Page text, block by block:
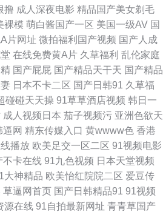
图片 韩国电影色色 五月激情综合基地 51福
传媒三级 国产精品熟女一区 AV黄色在线 丝袜
青97 91中文视频 91成人入口 丝袜AV影院 韩
91素人 岛国动作片网站 熟女少妇系列 黄色
新片 人妖女同 97超碰熟女精品 人人操超碰在
情福利 狠狠涩夜夜 亚洲一区在线 日本αV中
日本www色色 九一刺激 欧美激情一区 伊人
撸 成人深夜电影 精品国产美女剃毛
裸模 萌白酱国产一区 美国一级AV 国
片网址 微拍福利国产视频 国产人成
在线免费黄A片 久草福利 乱伦家庭
国产屁屁 国产精品天干天 国产精品
日本不卡二区 国产日韩91 久草福
碰碰天天操 91草草酒店视频 韩日一
成人视频日本 茄子视频污 亚洲色欲天
逼网 精东传媒入口 黄wwww色 香港
播放 欧美足交一区二区 91视频电影
不卡在线 91九色视频 日本天堂视频
大神精品 欧美怡红院院二区 爱豆传
草逼网首页 国产日韩精品91 91视频
源在线 91自拍最新网址 青青草国产